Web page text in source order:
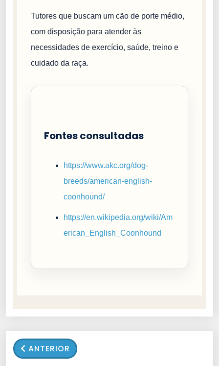
Tutores que buscam um cão de porte médio,
com disposição para atender às
necessidades de exercício, saúde, treino e
cuidado da raça.
Fontes consultadas
https://www.akc.org/dog-
breeds/american-english-
coonhound/
https://en.wikipedia.org/wiki/Am
erican_English_Coonhound
ANTERIOR